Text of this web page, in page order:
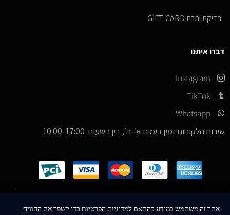
בדיקת יתרת GIFT CARD
דברו איתנו
Instagram
TikTok
Whatsapp
שירות הלקוחות זמין בימים א׳-ה׳, בין השעות 10:00-17:00
אתר זה משתמש במידע בהתאם למדיניות הפרטיות כדי לשפר את החוויה